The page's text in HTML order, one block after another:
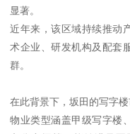
显著。
近年来，该区域持续推动
术企业、研发机构及配套
群。
在此背景下，坂田的写字
物业类型涵盖甲级写字楼